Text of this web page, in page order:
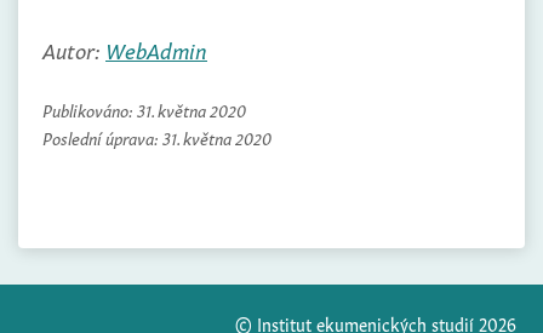
Autor: WebAdmin
Publikováno: 31. května 2020
Poslední úprava: 31. května 2020
© Institut ekumenických studií 2026